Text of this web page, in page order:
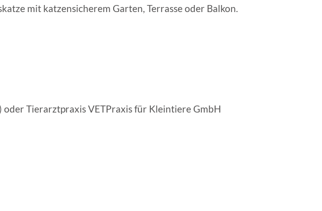
mit katzensicherem Garten, Terrasse oder Balkon.
Tierarztpraxis VETPraxis für Kleintiere GmbH